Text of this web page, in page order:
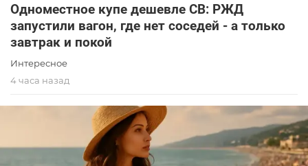
Одноместное купе дешевле СВ: РЖД
запустили вагон, где нет соседей - а только
завтрак и покой
Интересное
4 часа назад